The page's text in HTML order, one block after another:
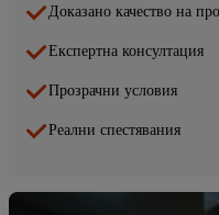
Доказано качество на
Експертна консултация
Прозрачни условия
Реални спестявания